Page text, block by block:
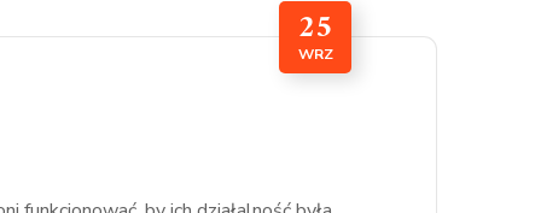
25
WRZ